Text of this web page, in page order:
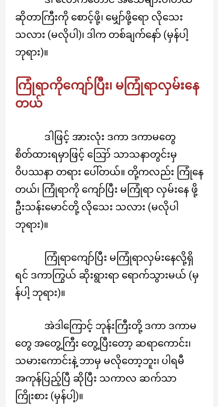
ဆိုတာကြီးကို စောင့်ဖို့၊ မျှော်ဖို့ရော လိုသေး
သလား (မလိုပါ)၊ ဒါက တစ်ချက်နော် (မှန်ပါ့
ဘုရား)။
ကြုံရာကိုကျော်ပြီး၊ မကြုံရာလှမ်းနေ
တယ်
ဒါဖြင့် အားလုံး ဒကာ ဒကာမတွေ
စိတ်ထားရမှာဖြင့် ဪ သာသနာတွင်းမှ
ဝိပဿနာ တရား ပေါ်တယ်။ တို့ကလည်း ကြုံနေ
တယ်၊ ကြုံရာကို ကျော်ပြီး မကြုံရာ လှမ်းနေ ဖို့
ဦးသန်းမောင်တို့ လိုသေး သလား (မလိုပါ
ဘုရား)။
ကြုံရာကျော်ပြီး မကြုံရာလှမ်းနေလို့ရှိ
ရင် ဒကာကြွယ် ဆိုးရွားရာ ရောက်သွားမယ် (မှ
န်ပါ့ ဘုရား)။
အဲဒါကြောင့် ဘုန်းကြီးတို့ ဒကာ ဒကာမ
တွေ အတွေ့ကြီး တွေ့ပြီးတော့ ဆရာကောင်း၊
သမားကောင်းနဲ့ ဘာမှ မလိုတော့ဘူး၊ ပါရမီ
အကုန်ပြည့်ပြီ ဆိုပြီး သကာလ ဆက်သာ
ကြိုးစား (မှန်ပါ့)။